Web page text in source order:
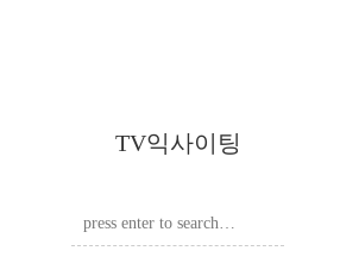
TV익사이팅